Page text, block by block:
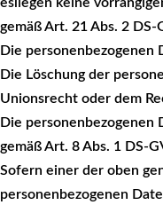
gemäß Art. 21 Abs. 2
Die
Die Löschung der
Unionsrecht oder dem
Die
gemäß Art. 8 Abs. 1 DS-
Sofern einer der oben
personenbezogenen